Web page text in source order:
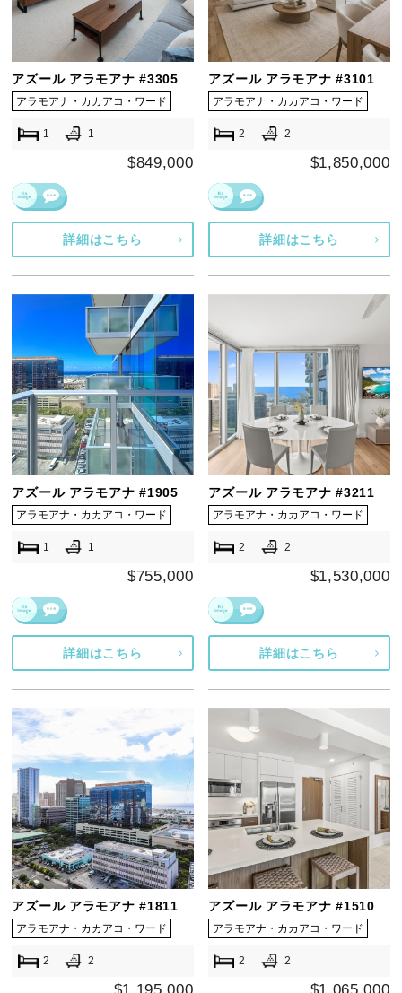
アズール アラモアナ #3305
アラモアナ・カカアコ・ワード
1 1
$849,000
詳細はこちら
アズール アラモアナ #3101
アラモアナ・カカアコ・ワード
2 2
$1,850,000
詳細はこちら
アズール アラモアナ #1905
アラモアナ・カカアコ・ワード
1 1
$755,000
詳細はこちら
アズール アラモアナ #3211
アラモアナ・カカアコ・ワード
2 2
$1,530,000
詳細はこちら
アズール アラモアナ #1811
アラモアナ・カカアコ・ワード
2 2
アズール アラモアナ #1510
アラモアナ・カカアコ・ワード
2 2